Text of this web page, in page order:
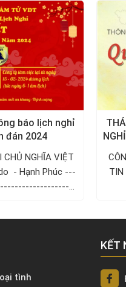
báo lịch nghỉ
đán 2024
CHỦ NGHĨA VIỆT
- Hạnh Phúc ---
TIN
tình
KẾT